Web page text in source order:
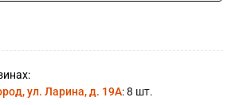
ул. Ларина, д. 19А: 8 шт.